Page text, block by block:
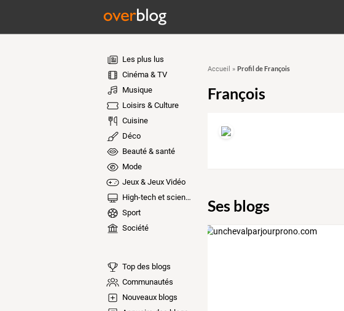
Les plus lus
Cinéma & TV
Musique
Loisirs & Culture
Cuisine
Déco
Beauté & santé
Mode
Jeux & Jeux Vidéo
High-tech et sciences
Sport
Société
Top des blogs
Communautés
Nouveaux blogs
Accueil » Profil de François
François
Ses blogs